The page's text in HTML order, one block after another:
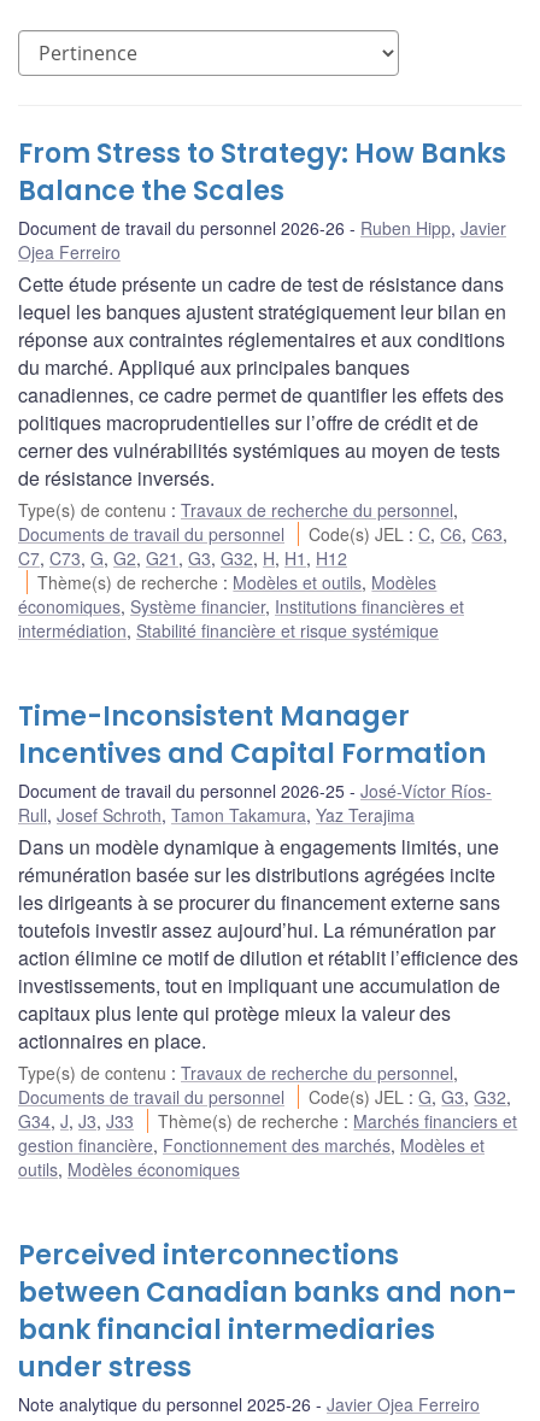
From Stress to Strategy: How Banks
Balance the Scales
Document de travail du personnel 2026-26 Ruben Hipp, Javier
Ojea Ferreiro
Cette étude présente un cadre de test de résistance dans
lequel les banques ajustent stratégiquement leur bilan en
réponse aux contraintes réglementaires et aux conditions
du marché. Appliqué aux principales banques
canadiennes, ce cadre permet de quantifier les effets des
politiques macroprudentielles sur l’offre de crédit et de
cerner des vulnérabilités systémiques au moyen de tests
de résistance inversés.
Type(s) de contenu : Travaux de recherche du personnel,
Documents de travail du personnel
Code(s) JEL :C,C6,C63,
C7, C73, G, G2, G21 , G3, G32, H, H1 , H12
Thème(s) de recherche : Modèles et outils, Modèles
économiques, Système financier, Institutions financières et
intermédiation, Stabilité financière et risque systémique
Time-Inconsistent Manager
Incentives and Capital Formation
Document de travail du personnel 2026-25
José-Víctor Ríos-
Rull, Josef Schroth, Tamon Takamura, Yaz Terajima
Dans un modèle dynamique à engagements limités, une
rémunération basée sur les distributions agrégées incite
les dirigeants à se procurer du financement externe sans
toutefois investir assez aujourd’hui. La rémunération par
action élimine ce motif de dilution et rétablit l’efficience des
investissements, tout en impliquant une accumulation de
capitaux plus lente qui protège mieux la valeur des
actionnaires en place.
Type(s) de contenu : Travaux de recherche du personnel,
Documents de travail du personnel
Code(s) JEL :G,G3,G32,
G34, J, J3, J33 Thème(s) de recherche : Marchés financiers et
gestion financière, Fonctionnement des marchés, Modèles et
outils, Modèles économiques
Perceived interconnections
between Canadian banks and non-
bank financial intermediaries
under stress
Note analytique du personnel 2025-26 Javier Ojea Ferreiro